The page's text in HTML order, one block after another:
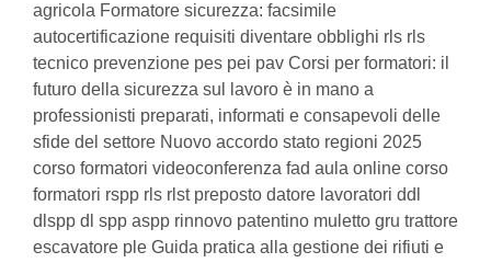
agricola Formatore sicurezza: facsimile
autocertificazione requisiti diventare obblighi rls rls
tecnico prevenzione pes pei pav Corsi per formatori: il
futuro della sicurezza sul lavoro è in mano a
professionisti preparati, informati e consapevoli delle
sfide del settore Nuovo accordo stato regioni 2025
corso formatori videoconferenza fad aula online corso
formatori rspp rls rlst preposto datore lavoratori ddl
dlspp dl spp aspp rinnovo patentino muletto gru trattore
escavatore ple Guida pratica alla gestione dei rifiuti e